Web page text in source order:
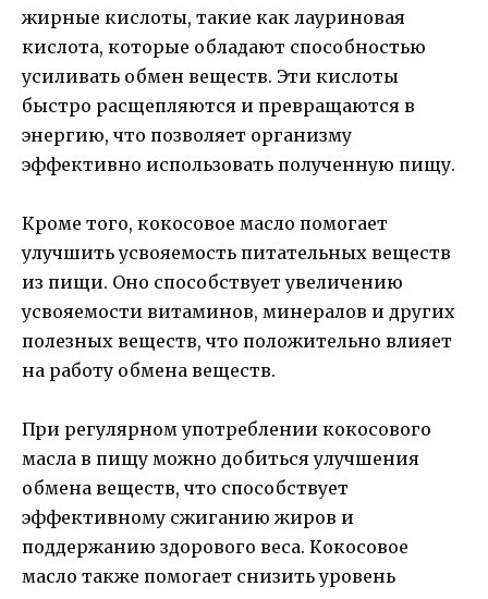
жирные кислоты, такие как лауриновая
кислота, которые обладают способностью
усиливать обмен веществ. Эти кислоты
быстро расщепляются и превращаются в
энергию, что позволяет организму
эффективно использовать полученную пищу.
Кроме того, кокосовое масло помогает
улучшить усвояемость питательных веществ
из пищи. Оно способствует увеличению
усвояемости витаминов, минералов и других
полезных веществ, что положительно влияет
на работу обмена веществ.
При регулярном употреблении кокосового
масла в пищу можно добиться улучшения
обмена веществ, что способствует
эффективному сжиганию жиров и
поддержанию здорового веса. Кокосовое
масло также помогает снизить уровень